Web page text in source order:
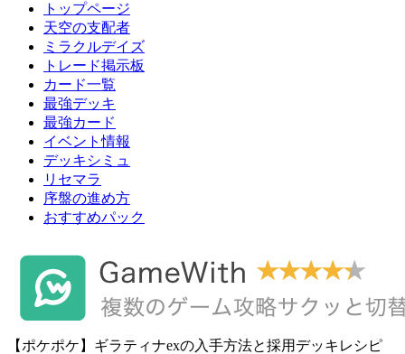
トップページ
天空の支配者
ミラクルデイズ
トレード掲示板
カード一覧
最強デッキ
最強カード
イベント情報
デッキシミュ
リセマラ
序盤の進め方
おすすめパック
【ポケポケ】ギラティナexの入手方法と採用デッキレシピ